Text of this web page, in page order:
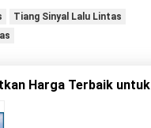
Tiang Sinyal Lalu Lintas
Harga Terbaik untuk